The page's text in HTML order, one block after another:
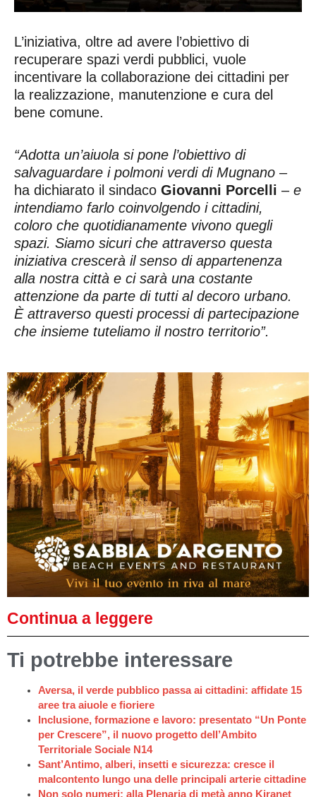
L’iniziativa, oltre ad avere l’obiettivo di
recuperare spazi verdi pubblici, vuole
incentivare la collaborazione dei cittadini per
la realizzazione, manutenzione e cura del
bene comune.
“Adotta un’aiuola si pone l’obiettivo di
salvaguardare i polmoni verdi di Mugnano –
ha dichiarato il sindaco Giovanni Porcelli – e
intendiamo farlo coinvolgendo i cittadini,
coloro che quotidianamente vivono quegli
spazi. Siamo sicuri che attraverso questa
iniziativa crescerà il senso di appartenenza
alla nostra città e ci sarà una costante
attenzione da parte di tutti al decoro urbano.
È attraverso questi processi di partecipazione
che insieme tuteliamo il nostro territorio”.
Continua a leggere
Ti potrebbe interessare
Aversa, il verde pubblico passa ai cittadini: affidate 15
aree tra aiuole e fioriere
Inclusione, formazione e lavoro: presentato “Un Ponte
per Crescere”, il nuovo progetto dell’Ambito
Territoriale Sociale N14
Sant’Antimo, alberi, insetti e sicurezza: cresce il
malcontento lungo una delle principali arterie cittadine
Non solo numeri: alla Plenaria di metà anno Kiranet